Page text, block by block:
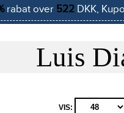
rabat over 522DKK,
Luis
VIS: